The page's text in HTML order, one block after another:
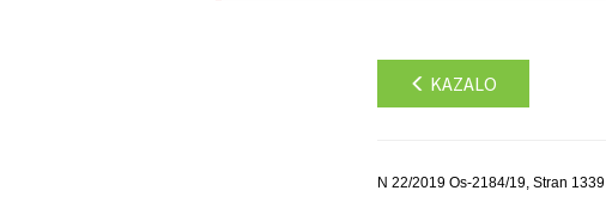
KAZALO
N 22/2019 Os-2184/19, Stran 1339